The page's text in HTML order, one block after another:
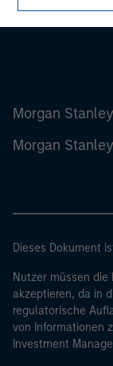
Morgan Stanley
Morgan
Dieses Dokument
Nutzer müssen
akzeptieren, da in
regulatorische
von Informationen
Investment